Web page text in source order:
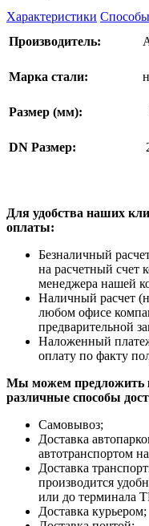
Характеристики
Производитель:
Марка стали:
Размер (мм):
DN Размер:
Для удобства наших
оплаты:
Безналичный
на расчетный счет
менеджера нашей
Наличный расчет
любом офисе
предварительной
Наложенный
оплату по факту
Мы можем предложить
различные способы
Самовывоз;
Доставка
автотранспортом
Доставка
производится
или до терминала
Доставка курьером;